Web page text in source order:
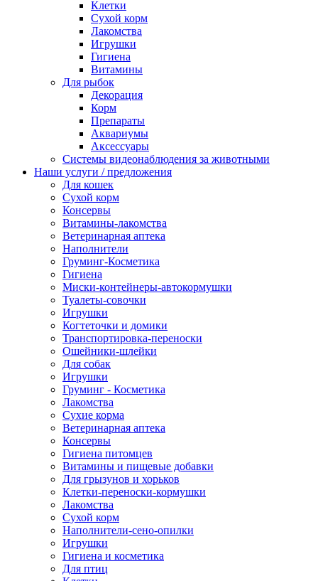
Клетки
Сухой корм
Лакомства
Игрушки
Гигиена
Витамины
Для рыбок
Декорация
Корм
Препараты
Аквариумы
Аксессуары
Cистемы видеонаблюдения за животными
Наши услуги / предложения
Для кошек
Сухой корм
Консервы
Витамины-лакомства
Ветеринарная аптека
Наполнители
Груминг-Косметика
Гигиена
Миски-контейнеры-автокормушки
Туалеты-совочки
Игрушки
Когтеточки и домики
Транспортировка-переноски
Ошейники-шлейки
Для собак
Игрушки
Груминг - Косметика
Лакомства
Сухие корма
Ветеринарная аптека
Консервы
Гигиена питомцев
Витамины и пищевые добавки
Для грызунов и хорьков
Клетки-переноски-кормушки
Лакомства
Сухой корм
Наполнители-сено-опилки
Игрушки
Гигиена и косметика
Для птиц